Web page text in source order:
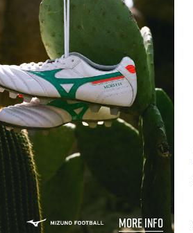
MORE INFO